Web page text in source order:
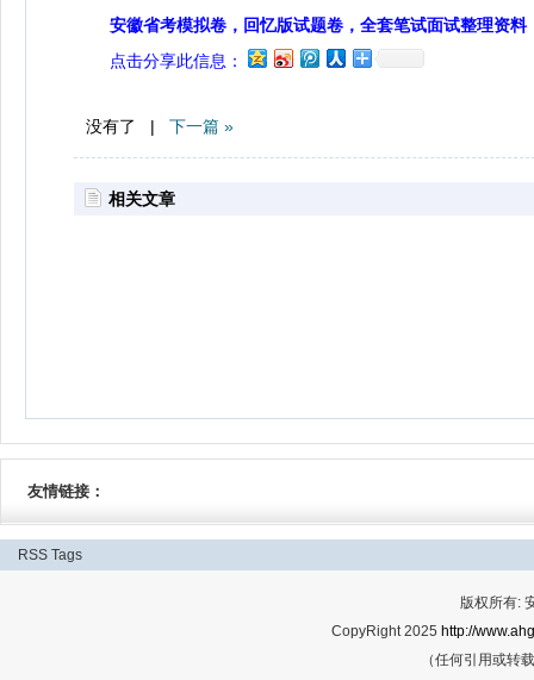
安徽省考模拟卷，回忆版试题卷，全套笔试面试整理资料
点击分享此信息：
没有了 | 下一篇 »
相关文章
友情链接：
RSS Tags
版权所有:
CopyRight 2025 http://
（任何引用或转